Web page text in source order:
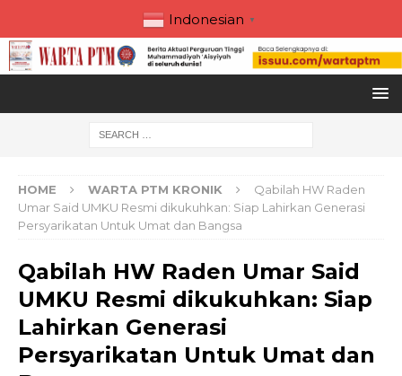
Indonesian ▼
HOME WARTA PTM KRONIK
Qabilah HW Raden
Umar Said UMKU Resmi dikukuhkan: Siap Lahirkan Generasi
Persyarikatan Untuk Umat dan Bangsa
Qabilah HW Raden Umar Said
UMKU Resmi dikukuhkan: Siap
Lahirkan Generasi
Persyarikatan Untuk Umat dan